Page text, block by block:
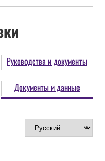
Руководства и документы
Документы и данные